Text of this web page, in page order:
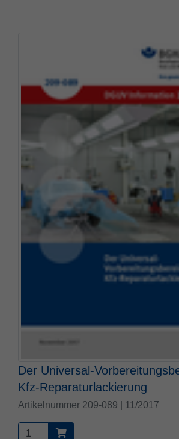
Der Universal-
Kfz-Reparaturlackierung
Artikelnummer 209-089 | 11/2017